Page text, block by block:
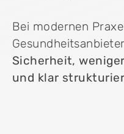
Bei modernen
Sicherheit,
und klar